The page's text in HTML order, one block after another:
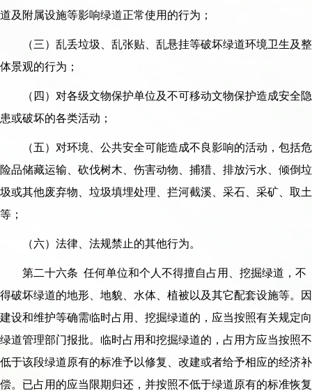
道及附属设施等影响绿道正常使用的行为；
（三）乱丢垃圾、乱张贴、乱悬挂等破坏绿道环境卫生及整
体景观的行为；
（四）对各级文物保护单位及不可移动文物保护造成安全隐
患或破坏的各类活动；
（五）对环境、公共安全可能造成不良影响的活动，包括危
险品储藏运输、砍伐树木、伤害动物、捕猎、排放污水、倾倒垃
圾或其他废弃物、垃圾填埋处理、拦河截溪、采石、采矿、取土
等；
（六）法律、法规禁止的其他行为。
第二十六条 任何单位和个人不得擅自占用、挖掘绿道，不
得破坏绿道的地形、地貌、水体、植被以及其它配套设施等。因
建设和维护等确需临时占用、挖掘绿道的，应当按照有关规定向
绿道管理部门报批。临时占用和挖掘绿道的，占用方应当按照不
低于该段绿道原有的标准予以修复、改建或者给予相应的经济补
偿。已占用的应当限期归还，并按照不低于绿道原有的标准恢复